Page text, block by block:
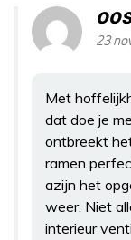
23
Met
dat doe je
ontbreekt
ramen
azijn het
weer. Niet
interieur